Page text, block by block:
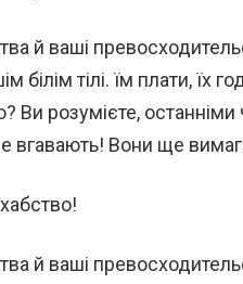
й ваші
білім тілі. їм плати,
Ви розумієте, останніми
вгавають! Вони ще
й ваші